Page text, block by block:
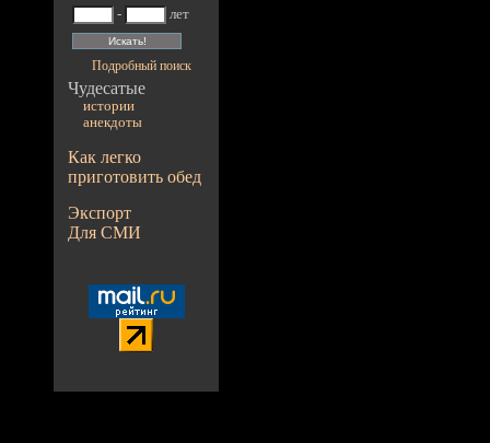
-
лет
Подробный поиск
Чудесатые
истории
анекдоты
Как легко
приготовить обед
Экспорт
Для СМИ